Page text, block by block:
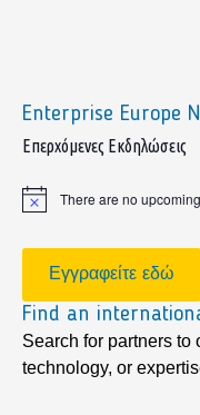
Enterprise Europe
sidebar
Επερχόμενες Εκδηλώσεις
Notice There are no
Εγγραφείτε εδώ
Find an
Search for partners to
technology, or